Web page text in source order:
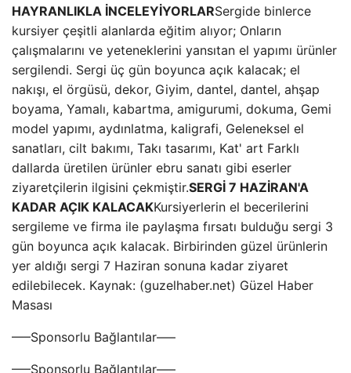
HAYRANLIKLA İNCELEYİYORLARSergide binlerce
kursiyer çeşitli alanlarda eğitim alıyor; Onların
çalışmalarını ve yeteneklerini yansıtan el yapımı ürünler
sergilendi. Sergi üç gün boyunca açık kalacak; el
nakışı, el örgüsü, dekor, Giyim, dantel, dantel, ahşap
boyama, Yamalı, kabartma, amigurumi, dokuma, Gemi
model yapımı, aydınlatma, kaligrafi, Geleneksel el
sanatları, cilt bakımı, Takı tasarımı, Kat' art Farklı
dallarda üretilen ürünler ebru sanatı gibi eserler
ziyaretçilerin ilgisini çekmiştir.SERGİ 7 HAZİRAN'A
KADAR AÇIK KALACAKKursiyerlerin el becerilerini
sergileme ve firma ile paylaşma fırsatı bulduğu sergi 3
gün boyunca açık kalacak. Birbirinden güzel ürünlerin
yer aldığı sergi 7 Haziran sonuna kadar ziyaret
edilebilecek. Kaynak: (guzelhaber.net) Güzel Haber
Masası
—–Sponsorlu Bağlantılar—–
—–Sponsorlu Bağlantılar—–